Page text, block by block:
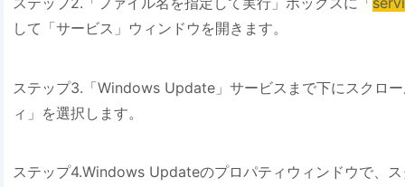
して「サービス」ウィンドウを開きます。
ステップ3.「Windows Update」サービスまで下にスクロ
ィ」を選択します。
ステップ4.Windows Updateのプロパティウィンドウで、